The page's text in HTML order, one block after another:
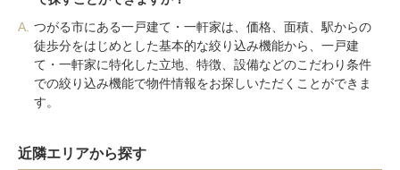
A. つがる市にある一戸建て・一軒家は、価格、面積、駅からの
徒歩分をはじめとした基本的な絞り込み機能から、一戸建
て・一軒家に特化した立地、特徴、設備などのこだわり条件
での絞り込み機能で物件情報をお探しいただくことができま
す。
近隣エリアから探す